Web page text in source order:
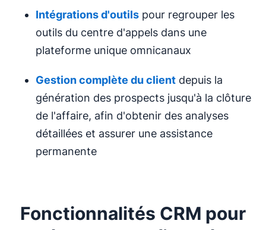
Intégrations d'outils pour regrouper les
outils du centre d'appels dans une
plateforme unique omnicanaux
Gestion complète du client depuis la
génération des prospects jusqu'à la clôture
de l'affaire, afin d'obtenir des analyses
détaillées et assurer une assistance
permanente
Fonctionnalités CRM pour